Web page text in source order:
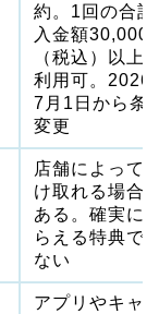
約。1回の合計
入金額30,000
（税込）以上
利用可。2026
7月1日から条
変更
店舗によって
け取れる場合
ある。確実に
らえる特典で
ない
アプリやキャ